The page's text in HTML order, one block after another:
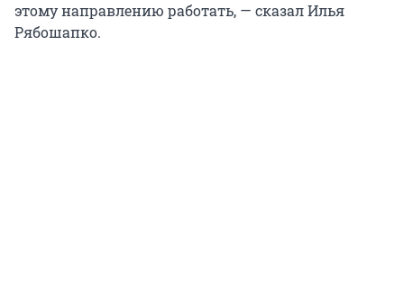
этому направлению работать, — сказал Илья
Рябошапко.